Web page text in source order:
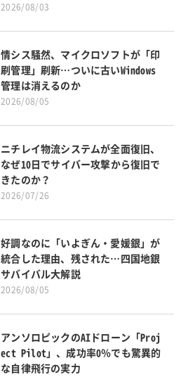
2026/08/03
情シス騒然、マイクロソフトが「印
刷管理」刷新…ついに古いWindows
管理は消えるのか
2026/08/05
ニチレイ物流システムが全面復旧、
なぜ10日でサイバー攻撃から復旧で
きたのか？
2026/07/26
好調なのに「いよぎん・愛媛銀」が
統合した理由、残された…四国地銀
サバイバル大解説
2026/08/05
アンソロピックのAIドローン「Proj
ect Pilot」、成功率0％でも驚異的
な自律飛行の実力